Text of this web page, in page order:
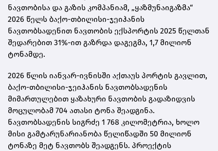
ნავთობისა და გაზის კომპანიამ, „ყაზმუნაიგაზმა“
2026 წელს ბაქო-თბილისი-ჯეიჰანის
ნავთობსადენით ნავთობის ექსპორტის 2025 წელთან
შედარებით 31%-ით გაზრდა დაგეგმა, 1,7 მილიონ
ტონამდე.
2026 წლის იანვარ-ივნისში აქთაუს პორტის გავლით,
ბაქო-თბილისი-ჯეიჰანის ნავთობსადენის
მიმართულებით ყაზახური ნავთობის გადაზიდვის
მოცულობამ 704 ათასი ტონა შეადგინა.
ნავთობსადენის სიგრძე 1 768 კილომეტრია, ხოლო
მისი გამტარუნარიანობა წელიწადში 50 მილიონ
ტონაზე მეტ ნავთობს შეადგენს. პროექტის